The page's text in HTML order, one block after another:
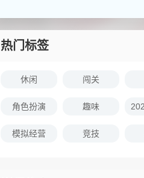
热门标签
休闲 闯关
角色扮演 趣味
模拟经营 竞技